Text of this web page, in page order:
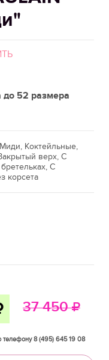
до 52 размера
Коктейльные,
верх, С
С
корсета
37 450
телефону 8 (495) 645 19 08